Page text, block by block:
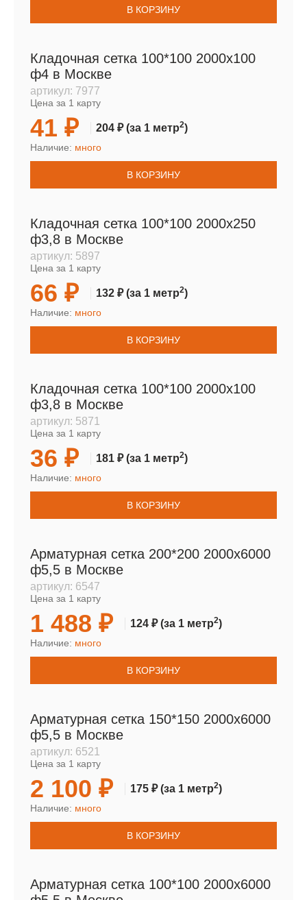
В КОРЗИНУ
Кладочная сетка 100*100 2000х100
ф4 в Москве
артикул: 7977
Цена за 1 карту
41 ₽ 204 ₽(за 1 метр2)
Наличие: много
В КОРЗИНУ
Кладочная сетка 100*100 2000х250
ф3,8 в Москве
артикул: 5897
Цена за 1 карту
66 ₽ 132 ₽(за 1 метр2)
Наличие: много
В КОРЗИНУ
Кладочная сетка 100*100 2000х100
ф3,8 в Москве
артикул: 5871
Цена за 1 карту
36 ₽ 181 ₽(за 1 метр2)
Наличие: много
В КОРЗИНУ
Арматурная сетка 200*200 2000х6000
ф5,5 в Москве
артикул: 6547
Цена за 1 карту
1 488 ₽ 124 ₽(за 1 метр2)
Наличие: много
В КОРЗИНУ
Арматурная сетка 150*150 2000х6000
ф5,5 в Москве
артикул: 6521
Цена за 1 карту
2 100 ₽ 175 ₽(за 1 метр2)
Наличие: много
В КОРЗИНУ
Арматурная сетка 100*100 2000х6000